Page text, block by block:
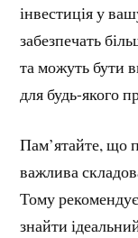
інвестиція у
забезпечать
та можуть бути
для будь-якого
Пам’ятайте, що
важлива
Тому
знайти